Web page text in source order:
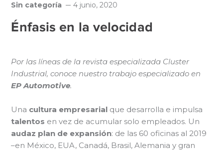
Sin categoría 4 junio, 2020
Énfasis en la velocidad
Por las líneas de la revista especializada Cluster
Industrial, conoce nuestro trabajo especializado en
EP Automotive.
Una cultura empresarial que desarrolla e impulsa
talentos en vez de acumular solo empleados. Un
audaz plan de expansión: de las 60 oficinas al 2019
–en México, EUA, Canadá, Brasil, Alemania y gran